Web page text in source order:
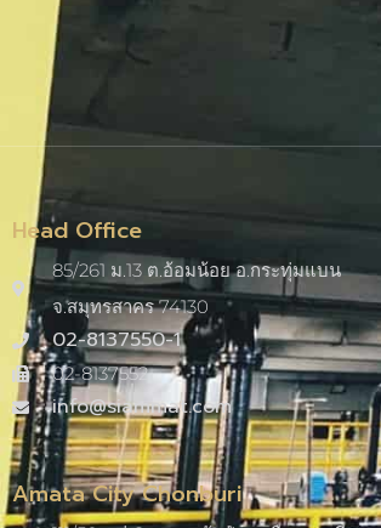
Head Office
85/261 ม.13 ต.อ้อมน้อย อ.กระทุ่มแบน
จ.สมุทรสาคร 74130
02-8137550-1
02-8137552
info@siammat.com
Amata City Chonburi